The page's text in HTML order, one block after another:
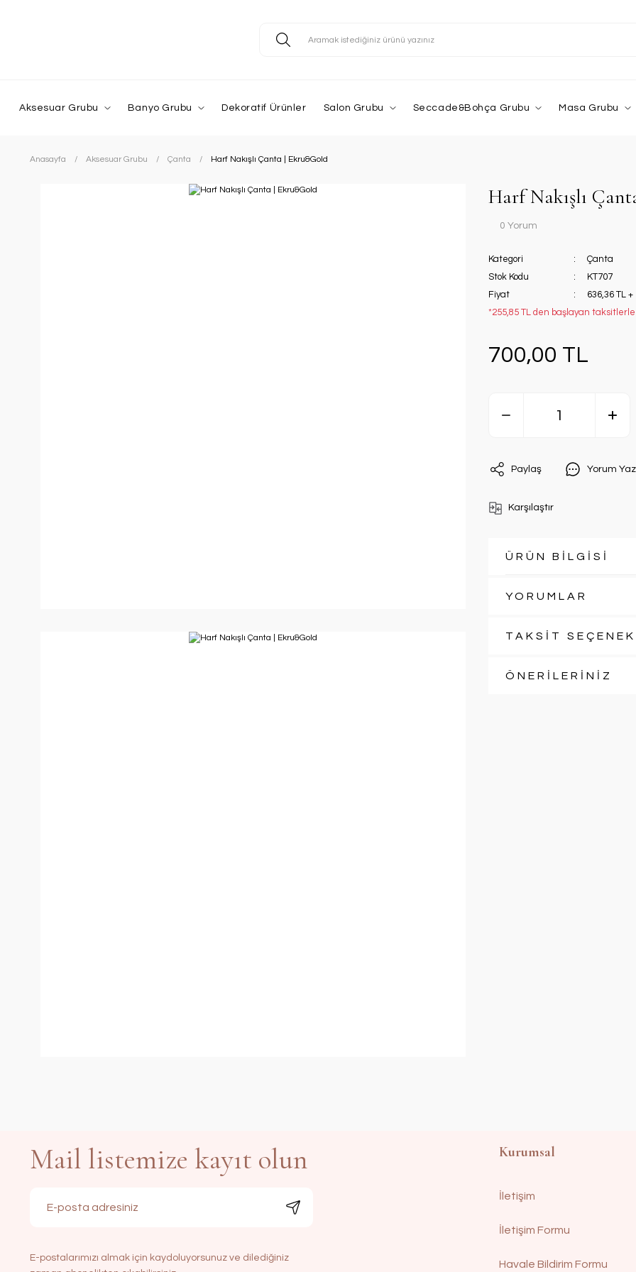
Aksesuar Grubu Banyo Grubu Dekoratif Ürünler Salon Grubu Seccade&Bohça Grubu Masa Grubu
Anasayfa Aksesuar Grubu Çanta Harf Nakışlı Çanta | Ekru&Gold
Harf Nakışlı
0 Yorum
Kategori
Çanta
Stok Kodu
KT707
Fiyat
636,36 TL +
*255,85 TL den başlayan
700,00 TL
Paylaş Yorum Yaz
Karşılaştır
ÜRÜN BİLGİSİ
YORUMLAR
TAKSİT
ÖNERİLERİNİZ
Mail listemize kayıt olun
E-postalarımızı almak için kaydoluyorsunuz ve dilediğiniz
Kurumsal
İletişim
İletişim Formu
Havale Bildirim Formu